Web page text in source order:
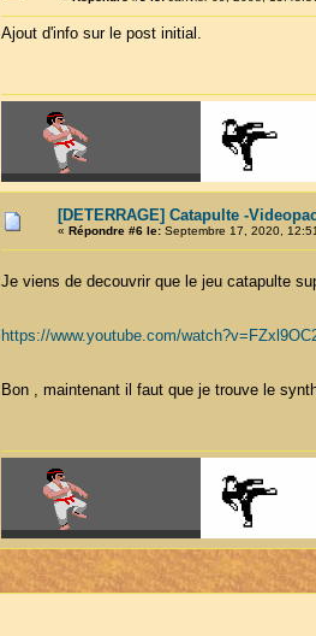
Ajout d'info sur le post initial.
[DETERRAGE] Catapulte -
« Répondre #6 le:Septembre 17, 2020,
Je viens de decouvrir que le jeu catapulte
https://www.youtube.com/
Bon , maintenant il faut que je trouve le